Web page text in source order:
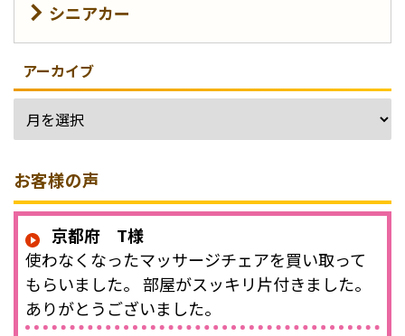
シニアカー
アーカイブ
お客様の声
京都府 T様
使わなくなったマッサージチェアを買い取って
もらいました。 部屋がスッキリ片付きました。
ありがとうございました。